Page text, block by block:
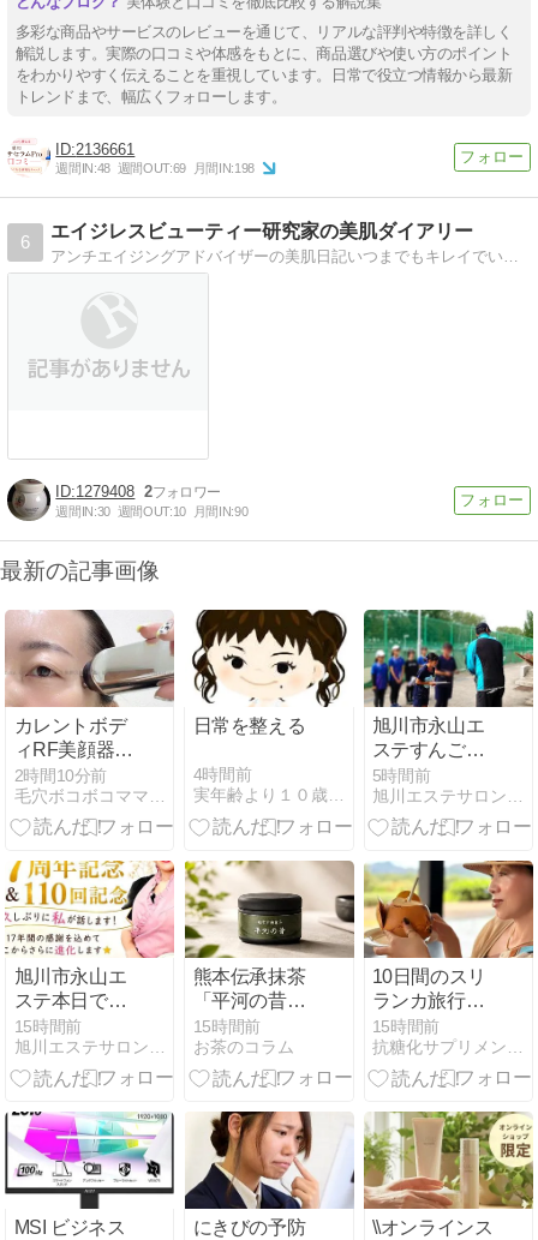
多彩な商品やサービスのレビューを通じて、リアルな評判や特徴を詳しく
解説します。実際の口コミや体感をもとに、商品選びや使い方のポイント
をわかりやすく伝えることを重視しています。日常で役立つ情報から最新
トレンドまで、幅広くフォローします。
2136661
週間IN:48 週間OUT:69 月間IN:198
6
エイジレスビューティー研究家の美肌ダイアリー
アンチエイジングアドバイザーの美肌日記いつまでもキレイでいたい！年齢を重ねても美肌をキープできる方法をご紹介。
1279408 2
週間IN:30 週間OUT:10 月間IN:90
最新の記事画像
カレントボデ
ィRF美顔器を
正直レビュ
ー！美容医療
好きの私がマ
える理由
2時間10分前
日常を整える
4時間前
旭川市永山エ
ステすんごい
複雑。
5時間前
旭川市永山エ
ステ本日です
よー!
15時間前
熊本伝承抹茶
「平河の昔」
｜1191年の茶
の記録と有機
せいめい碾茶
15時間前
お茶のコラム
10日間のスリ
ランカ旅行
記…スリラン
カの絶景ホテ
ル ジェフリー
ンスカンダラ
マに宿泊
15時間前
MSI ビジネス
にきびの予防
\\オンラインス